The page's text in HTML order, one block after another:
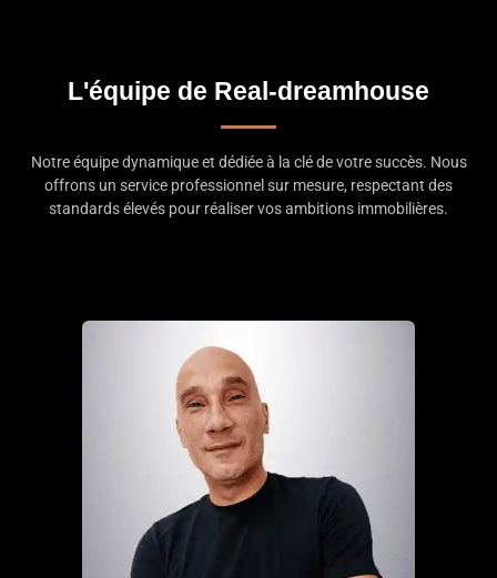
L'équipe de Real-dreamhouse
Notre équipe dynamique et dédiée à la clé de votre succès. Nous
offrons un service professionnel sur mesure, respectant des
standards élevés pour réaliser vos ambitions immobilières.